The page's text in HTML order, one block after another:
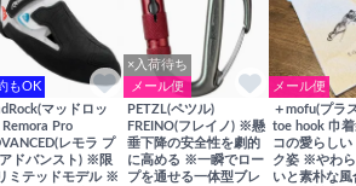
もOK
マッドロッ
Remora Pro
レモラ プ
アドバンスト) ※限
ミテッドモデル ※
×入荷待ち
メール便
PETZL(ペツル)
FREINO(フレイノ) ※懸
垂下降の安全性を劇的
に高める ※一瞬でロー
プを通せる一体型ブレ
メール便
＋mofu(プラ
toe hook 巾
コの愛らしい
ク姿 ※やわ
いと素朴な